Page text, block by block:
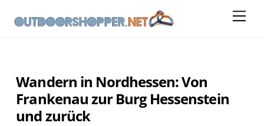
content
Wandern in Nordhessen: Von
Frankenau zur Burg Hessenstein
und zurück